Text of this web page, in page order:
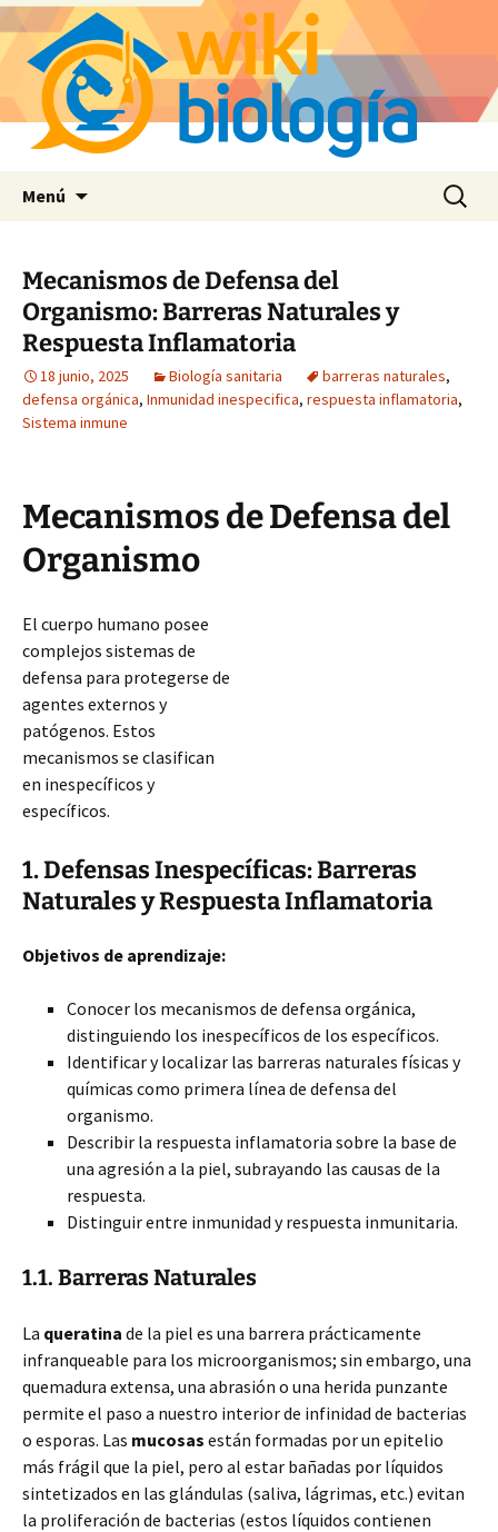
Menú Buscar:
Mecanismos de Defensa del
Organismo: Barreras Naturales y
Respuesta Inflamatoria
18 junio, 2025 Biología sanitaria barreras naturales,
defensa orgánica, Inmunidad inespecifica, respuesta inflamatoria,
Sistema inmune
Mecanismos de Defensa del
Organismo
El cuerpo humano posee
complejos sistemas de
defensa para protegerse de
agentes externos y
patógenos. Estos
mecanismos se clasifican
en inespecíficos y
específicos.
1. Defensas Inespecíficas: Barreras
Naturales y Respuesta Inflamatoria
Objetivos de aprendizaje:
Conocer los mecanismos de defensa orgánica,
distinguiendo los inespecíficos de los específicos.
Identificar y localizar las barreras naturales físicas y
químicas como primera línea de defensa del
organismo.
Describir la respuesta inflamatoria sobre la base de
una agresión a la piel, subrayando las causas de la
respuesta.
Distinguir entre inmunidad y respuesta inmunitaria.
1.1. Barreras Naturales
La queratina de la piel es una barrera prácticamente
infranqueable para los microorganismos; sin embargo, una
quemadura extensa, una abrasión o una herida punzante
permite el paso a nuestro interior de infinidad de bacterias
o esporas. Las mucosas están formadas por un epitelio
más frágil que la piel, pero al estar bañadas por líquidos
sintetizados en las glándulas (saliva, lágrimas, etc.) evitan
la proliferación de bacterias (estos líquidos contienen